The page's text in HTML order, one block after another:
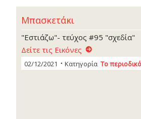
Μπασκετάκι
"Εστιάζω"- τεύχος #95 "σχεδία"
Δείτε τις Εικόνες
02/12/2021 Κατηγορία Το περιοδικό